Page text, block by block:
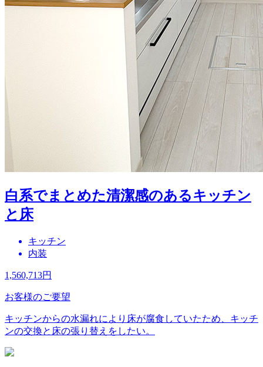
白系でまとめた清潔感のあるキッチン
と床
キッチン
内装
1,560,713円
お客様のご要望
キッチンからの水漏れにより床が腐食していたため、キッチ
ンの交換と床の張り替えをしたい。